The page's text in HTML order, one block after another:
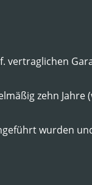
vertraglichen
zehn Jahre
wurden